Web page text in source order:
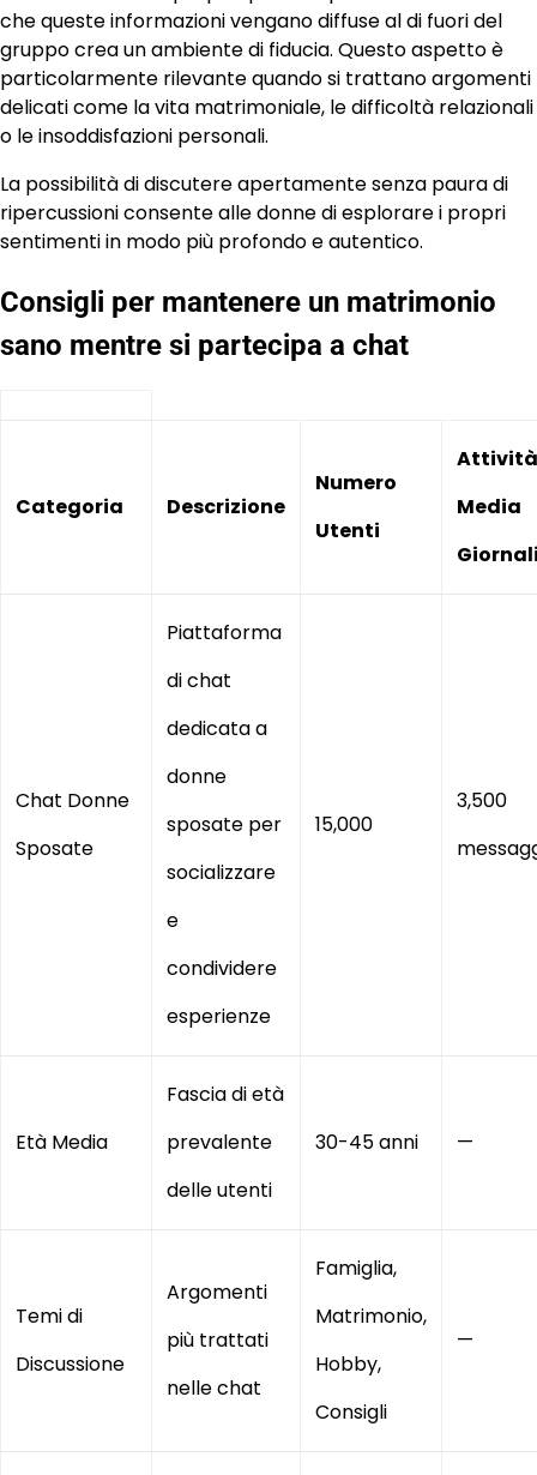
che queste informazioni vengano diffuse al di fuori del
gruppo crea un ambiente di fiducia. Questo aspetto è
particolarmente rilevante quando si trattano argomenti
delicati come la vita matrimoniale, le difficoltà relazionali
o le insoddisfazioni personali.
La possibilità di discutere apertamente senza paura di
ripercussioni consente alle donne di esplorare i propri
sentimenti in modo più profondo e autentico.
Consigli per mantenere un matrimonio
sano mentre si partecipa a chat
Categoria Descrizione
Numero
Utenti
Attività
Media
Chat Donne
Sposate
Piattaforma
di chat
dedicata a
donne
sposate per
socializzare
e
condividere
esperienze
15,000
3,500
Età Media
Fascia di età
prevalente
delle utenti
30-45 anni —
Temi di
Discussione
Argomenti
più trattati
nelle chat
Famiglia,
Matrimonio,
Hobby,
Consigli
—